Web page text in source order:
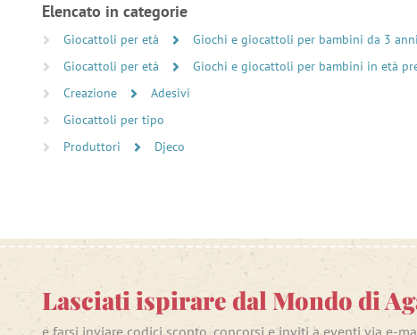
Elencato in categorie
Giocattoli per età
Giochi e giocattoli per bambini da 3 anni
Giocattoli per età
Giochi e giocattoli per bambini in età
Creazione
Adesivi
Giocattoli per tipo
Produttori
Djeco
Lasciati ispirare dal Mondo di
e farsi inviare codici sconto, concorsi e inviti a eventi via e-